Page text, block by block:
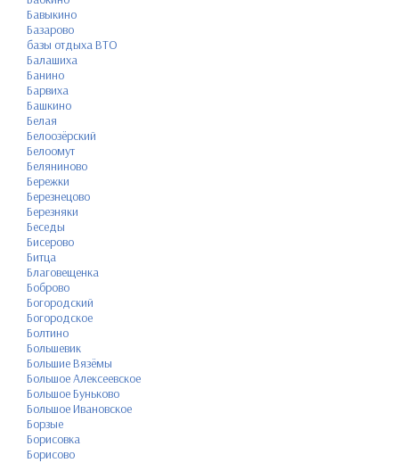
Бавыкино
Базарово
базы отдыха ВТО
Балашиха
Банино
Барвиха
Башкино
Белая
Белоозёрский
Белоомут
Беляниново
Бережки
Березнецово
Березняки
Беседы
Бисерово
Битца
Благовещенка
Боброво
Богородский
Богородское
Болтино
Большевик
Большие Вязёмы
Большое Алексеевское
Большое Буньково
Большое Ивановское
Борзые
Борисовка
Борисово